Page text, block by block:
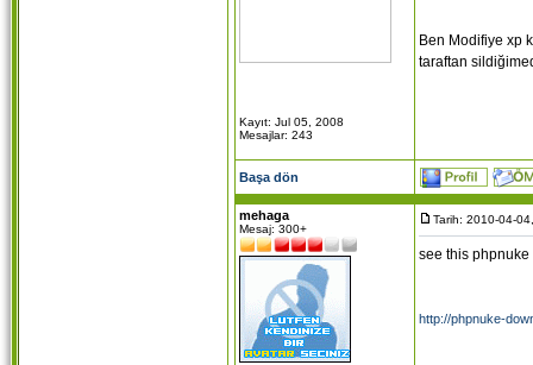
Kayıt: Jul 05, 2008
Mesajlar: 243
Ama
acaba
Ben Modifiye xp
taraftan
Başa dön
mehaga
Mesaj: 300+
Tarih: 2010-04-
see this
http://phpnuke-